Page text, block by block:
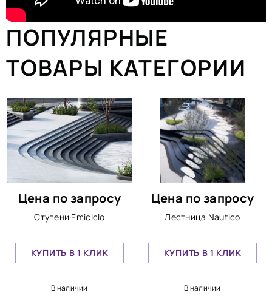
ПОПУЛЯРНЫЕ
ТОВАРЫ КАТЕГОРИИ
Цена по запросу
Ступени Emiciclo
КУПИТЬ В 1 КЛИК
В наличии
Цена по запросу
Лестница Nautico
КУПИТЬ В 1 КЛИК
В наличии